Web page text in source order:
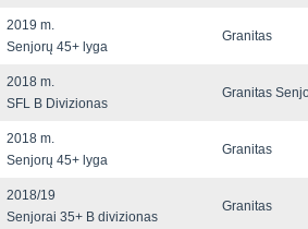
2019 m.
Senjorų 45+ lyga
Granitas
2018 m.
SFL B Divizionas
Granitas
2018 m.
Senjorų 45+ lyga
Granitas
2018/19
Senjorai 35+ B divizionas
Granitas